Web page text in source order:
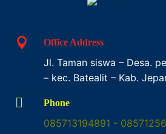
 Office Address
Jl. Taman siswa – Desa.
– kec. Batealit – Kab.
 Phone
085713194891 -